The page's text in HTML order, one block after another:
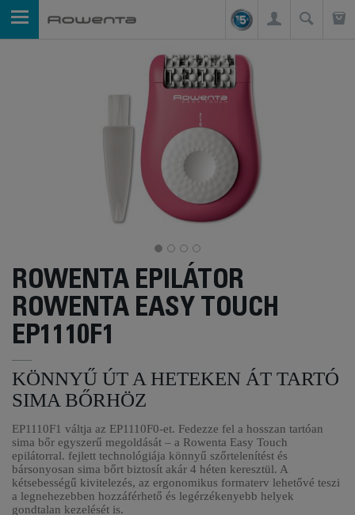
ROWENTA EPILÁTOR
ROWENTA EASY TOUCH
EP1110F1
KÖNNYŰ ÚT A HETEKEN ÁT TARTÓ
SIMA BŐRHÖZ
EP1110F1 váltja az EP1110F0-et. Fedezze fel a hosszan tartóan
sima bőr egyszerű megoldását – a Rowenta Easy Touch
epilátorral. fejlett technológiája könnyű szőrtelenítést és
bársonyosan sima bőrt biztosít akár 4 héten keresztül. A
kétsebességű kivitelezés, az ergonomikus formaterv lehetővé teszi
a legnehezebben hozzáférhető és legérzékenyebb helyek
gondtalan kezelését is.